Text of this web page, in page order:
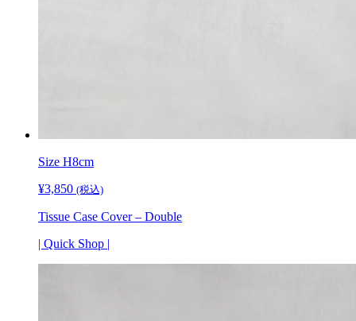
Size H8cm
¥3,850 (税込)
Tissue Case Cover – Double
| Quick Shop |